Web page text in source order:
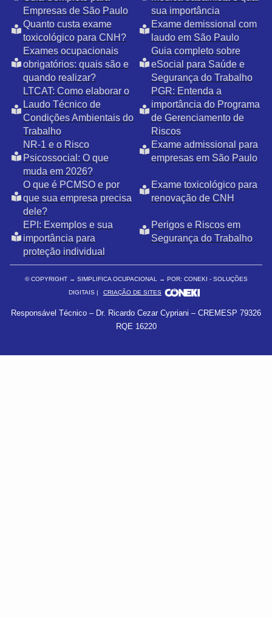
Empresas de São Paulo
sua importância
Quanto custa exame
toxicológico para CNH?
Exame demissional com
laudo em São Paulo
Exames ocupacionais
obrigatórios: quais são e
quando realizar?
Guia completo sobre
eSocial para Saúde e
Segurança do Trabalho
LTCAT: Como elaborar o
Laudo Técnico de
Condições Ambientais do
Trabalho
PGR: Entenda a
importância do Programa
de Gerenciamento de
Riscos
NR-1 e o Risco
Psicossocial: O que
muda em 2026?
Exame admissional para
empresas em São Paulo
O que é PCMSO e por
que sua empresa precisa
dele?
Exame toxicológico para
renovação de CNH
EPI: Exemplos e sua
importância para
proteção individual
Perigos e Riscos em
Segurança do Trabalho
© COPYRIGHT → SIMPLIFICA OCUPACIONAL → POR: CONEKI - SOLUÇÕES
DIGITAIS |
CRIAÇÃO DE SITES
Responsável Técnico – Dr. Ricardo Cezar Cypriani – CREMESP 79326
RQE 16220